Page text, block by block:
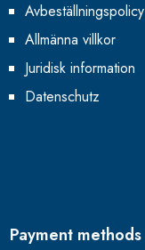
Avbeställningspolicy
Allmänna villkor
Juridisk information
Datenschutz
Payment methods